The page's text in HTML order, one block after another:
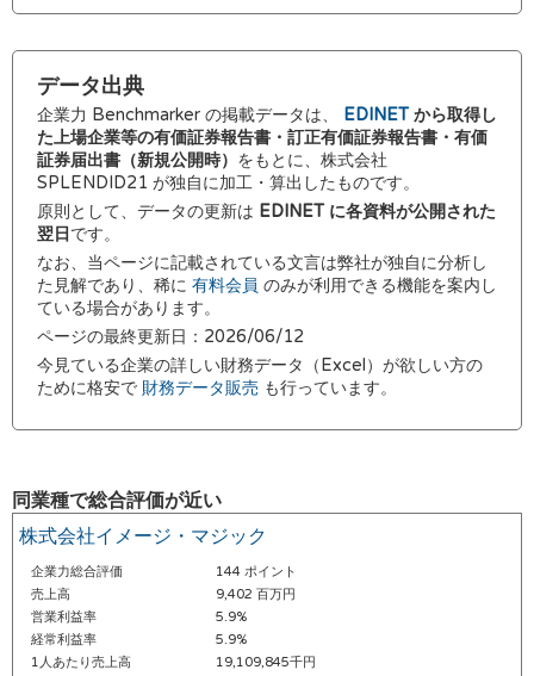
データ出典
企業力 Benchmarker の掲載データは、 EDINETから取得し
た上場企業等の有価証券報告書・訂正有価証券報告書・有価
証券届出書（新規公開時） をもとに、株式会社
SPLENDID21 が独自に加工・算出したものです。
原則として、データの更新は EDINET に各資料が公開された
翌日 です。
なお、当ページに記載されている文言は弊社が独自に分析し
た見解であり、稀に 有料会員 のみが利用できる機能を案内し
ている場合があります。
ページの最終更新日：2026/06/12
今見ている企業の詳しい財務データ（Excel）が欲しい方の
ために格安で 財務データ販売 も行っています。
同業種で総合評価が近い
株式会社イメージ・マジック
企業力総合評価
144 ポイント
売上高
9,402 百万円
営業利益率
5.9%
経常利益率
5.9%
1人あたり売上高
19,109,845千円